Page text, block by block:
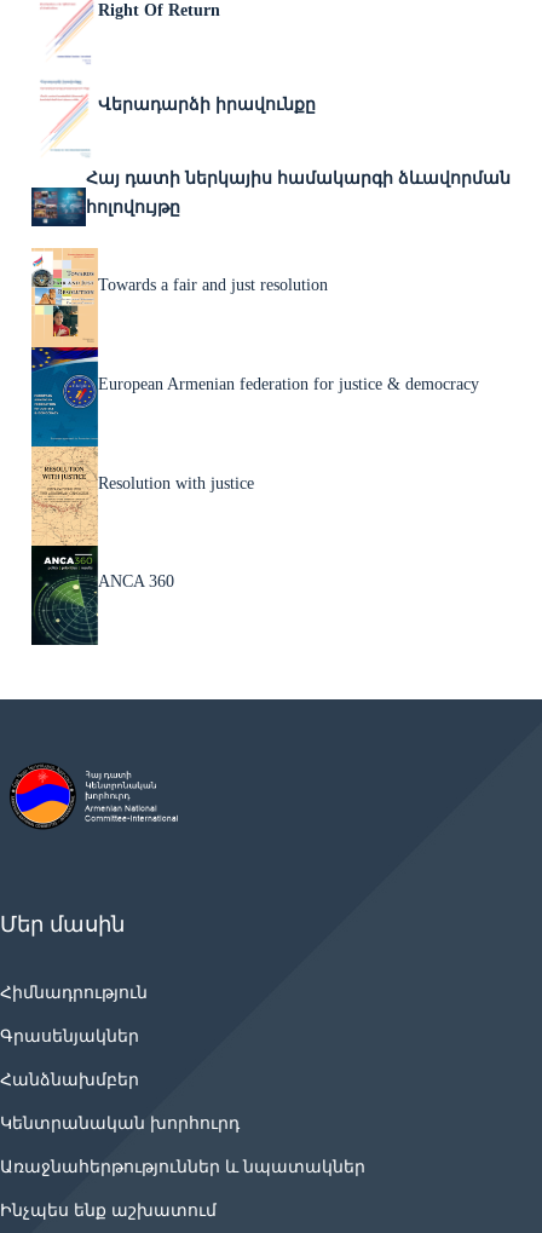
Right Of Return
Վերադարձի իրավունքը
Հայ դատի ներկայիս համակարգի ձևավորման
հոլովույթը
Towards a fair and just resolution
European Armenian federation for justice & democracy
Resolution with justice
ANCA 360
Մեր մասին
Հիմնադրություն
Գրասենյակներ
Հանձնախմբեր
Կենտրանական խորհուրդ
Առաջնահերթություններ և նպատակներ
Ինչպես ենք աշխատում